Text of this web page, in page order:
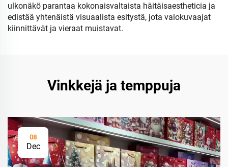
ulkonäkö parantaa kokonaisvaltaista häitäisaestheticia ja
edistää yhtenäistä visuaalista esitystä, jota valokuvaajat
kiinnittävät ja vieraat muistavat.
Vinkkejä ja temppuja
08
Dec